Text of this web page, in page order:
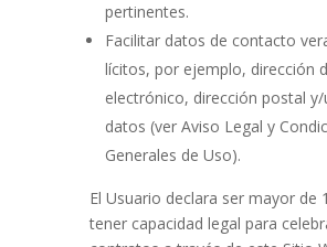
pertinentes.
Facilitar datos de contacto
lícitos, por ejemplo, dirección
electrónico, dirección postal
datos (ver Aviso Legal y
Generales de Uso).
El Usuario declara ser mayor de
tener capacidad legal para